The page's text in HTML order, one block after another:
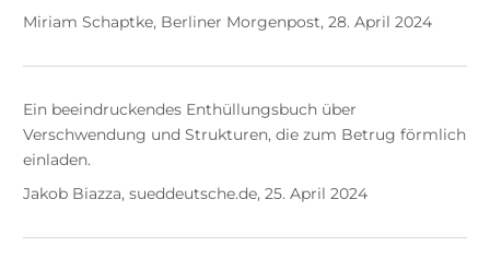
Miriam Schaptke, Berliner Morgenpost, 28. April 2024
Ein beeindruckendes Enthüllungsbuch über
Verschwendung und Strukturen, die zum Betrug förmlich
einladen.
Jakob Biazza, sueddeutsche.de, 25. April 2024